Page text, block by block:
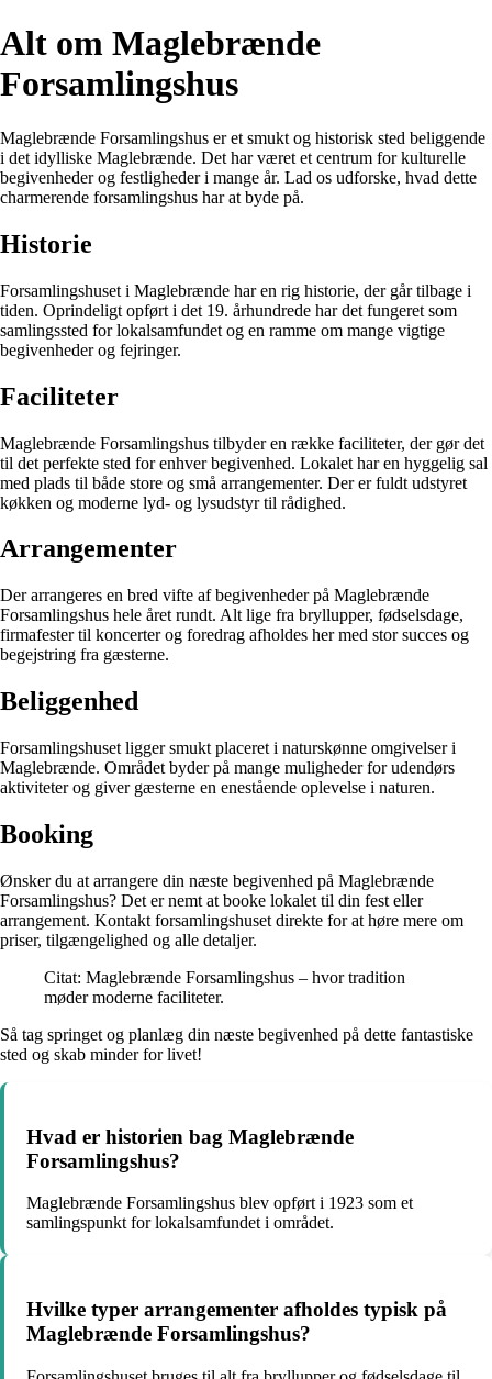
Alt om Maglebrænde
Forsamlingshus
Maglebrænde Forsamlingshus er et smukt og historisk sted beliggende
i det idylliske Maglebrænde. Det har været et centrum for kulturelle
begivenheder og festligheder i mange år. Lad os udforske, hvad dette
charmerende forsamlingshus har at byde på.
Historie
Forsamlingshuset i Maglebrænde har en rig historie, der går tilbage i
tiden. Oprindeligt opført i det 19. århundrede har det fungeret som
samlingssted for lokalsamfundet og en ramme om mange vigtige
begivenheder og fejringer.
Faciliteter
Maglebrænde Forsamlingshus tilbyder en række faciliteter, der gør det
til det perfekte sted for enhver begivenhed. Lokalet har en hyggelig sal
med plads til både store og små arrangementer. Der er fuldt udstyret
køkken og moderne lyd- og lysudstyr til rådighed.
Arrangementer
Der arrangeres en bred vifte af begivenheder på Maglebrænde
Forsamlingshus hele året rundt. Alt lige fra bryllupper, fødselsdage,
firmafester til koncerter og foredrag afholdes her med stor succes og
begejstring fra gæsterne.
Beliggenhed
Forsamlingshuset ligger smukt placeret i naturskønne omgivelser i
Maglebrænde. Området byder på mange muligheder for udendørs
aktiviteter og giver gæsterne en enestående oplevelse i naturen.
Booking
Ønsker du at arrangere din næste begivenhed på Maglebrænde
Forsamlingshus? Det er nemt at booke lokalet til din fest eller
arrangement. Kontakt forsamlingshuset direkte for at høre mere om
priser, tilgængelighed og alle detaljer.
Citat: Maglebrænde Forsamlingshus – hvor tradition
møder moderne faciliteter.
Så tag springet og planlæg din næste begivenhed på dette fantastiske
sted og skab minder for livet!
Hvad er historien bag Maglebrænde
Forsamlingshus?
Maglebrænde Forsamlingshus blev opført i 1923 som et
samlingspunkt for lokalsamfundet i området.
Hvilke typer arrangementer afholdes typisk på
Maglebrænde Forsamlingshus?